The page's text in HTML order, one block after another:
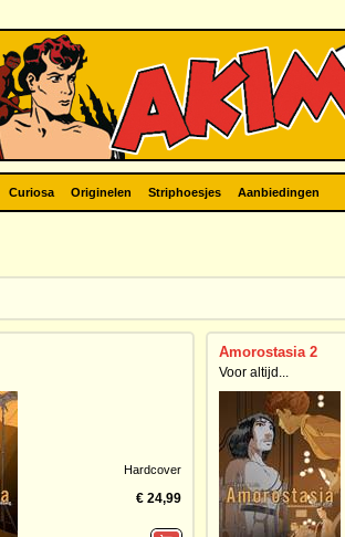
Curiosa Originelen Striphoesjes Aanbiedingen
Hardcover
€ 24,99
Amorostasia 2
Voor altijd...